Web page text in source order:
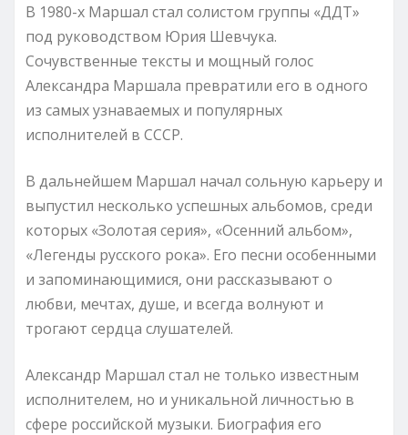
В 1980-х Маршал стал солистом группы «ДДТ»
под руководством Юрия Шевчука.
Сочувственные тексты и мощный голос
Александра Маршала превратили его в одного
из самых узнаваемых и популярных
исполнителей в СССР.
В дальнейшем Маршал начал сольную карьеру и
выпустил несколько успешных альбомов, среди
которых «Золотая серия», «Осенний альбом»,
«Легенды русского рока». Его песни особенными
и запоминающимися, они рассказывают о
любви, мечтах, душе, и всегда волнуют и
трогают сердца слушателей.
Александр Маршал стал не только известным
исполнителем, но и уникальной личностью в
сфере российской музыки. Биография его